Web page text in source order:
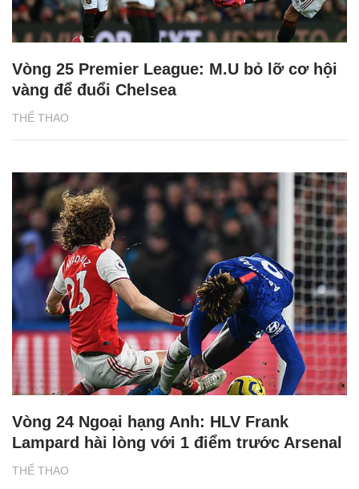
THỂ THAO
Vòng 25 Premier League: M.U bỏ lỡ cơ hội
vàng để đuổi Chelsea
THỂ THAO
Vòng 24 Ngoại hạng Anh: HLV Frank
Lampard hài lòng với 1 điểm trước Arsenal